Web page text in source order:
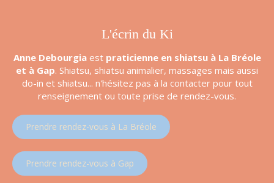
L'écrin du Ki
Anne Debourgia est praticienne en shiatsu à La Bréole
et à Gap. Shiatsu, shiatsu animalier, massages mais aussi
do-in et shiatsu... n'hésitez pas à la contacter pour tout
renseignement ou toute prise de rendez-vous.
Prendre rendez-vous à La Bréole
Prendre rendez-vous à Gap